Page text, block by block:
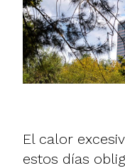
El calor
estos días